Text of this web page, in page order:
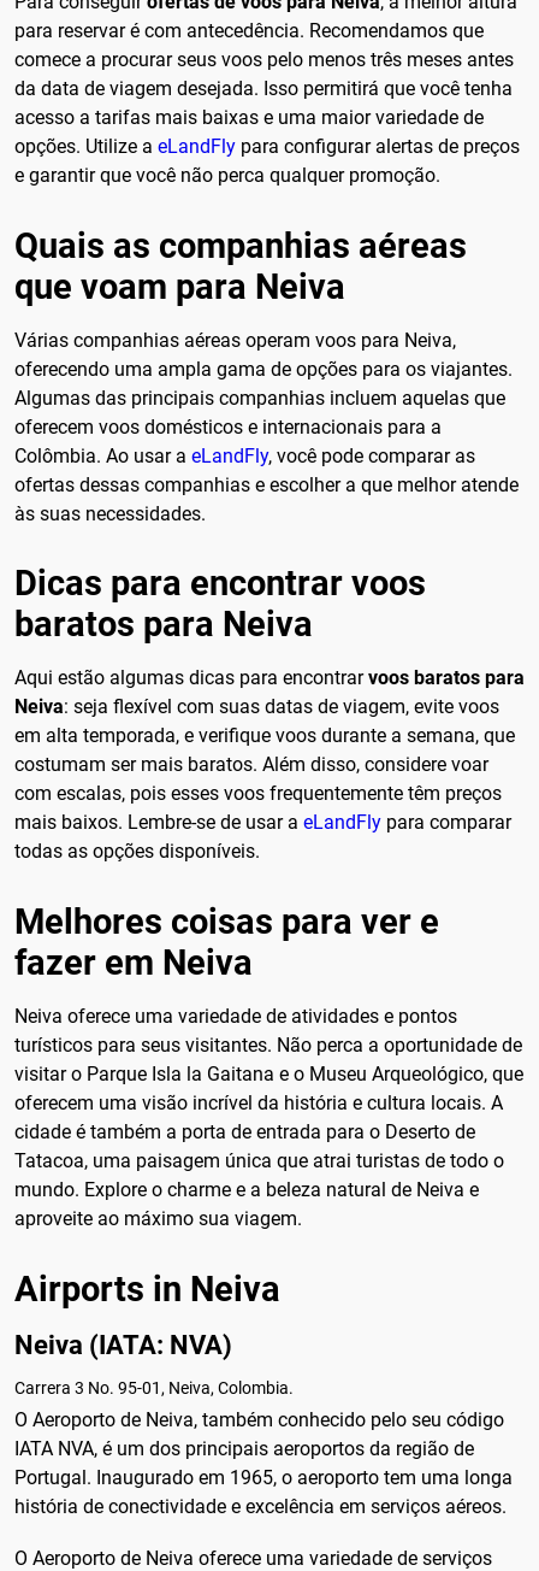
para reservar é com antecedência. Recomendamos que
comece a procurar seus voos pelo menos três meses antes
da data de viagem desejada. Isso permitirá que você tenha
acesso a tarifas mais baixas e uma maior variedade de
opções. Utilize a eLandFly para configurar alertas de preços
e garantir que você não perca qualquer promoção.
Quais as companhias aéreas
que voam para Neiva
Várias companhias aéreas operam voos para Neiva,
oferecendo uma ampla gama de opções para os viajantes.
Algumas das principais companhias incluem aquelas que
oferecem voos domésticos e internacionais para a
Colômbia. Ao usar a eLandFly, você pode comparar as
ofertas dessas companhias e escolher a que melhor atende
às suas necessidades.
Dicas para encontrar voos
baratos para Neiva
Aqui estão algumas dicas para encontrarvoos baratos para
Neiva: seja flexível com suas datas de viagem, evite voos
em alta temporada, e verifique voos durante a semana, que
costumam ser mais baratos. Além disso, considere voar
com escalas, pois esses voos frequentemente têm preços
mais baixos. Lembre-se de usar a eLandFly para comparar
todas as opções disponíveis.
Melhores coisas para ver e
fazer em Neiva
Neiva oferece uma variedade de atividades e pontos
turísticos para seus visitantes. Não perca a oportunidade de
visitar o Parque Isla la Gaitana e o Museu Arqueológico, que
oferecem uma visão incrível da história e cultura locais. A
cidade é também a porta de entrada para o Deserto de
Tatacoa, uma paisagem única que atrai turistas de todo o
mundo. Explore o charme e a beleza natural de Neiva e
aproveite ao máximo sua viagem.
Airports in Neiva
Neiva (IATA: NVA)
Carrera 3 No. 95-01, Neiva, Colombia.
O Aeroporto de Neiva, também conhecido pelo seu código
IATA NVA, é um dos principais aeroportos da região de
Portugal. Inaugurado em 1965, o aeroporto tem uma longa
história de conectividade e excelência em serviços aéreos.
O Aeroporto de Neiva oferece uma variedade de serviços